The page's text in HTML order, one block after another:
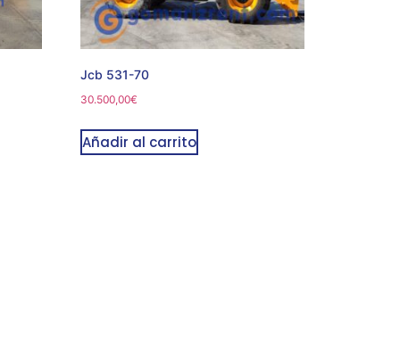
Jcb 531-70
30.500,00€
Añadir al carrito